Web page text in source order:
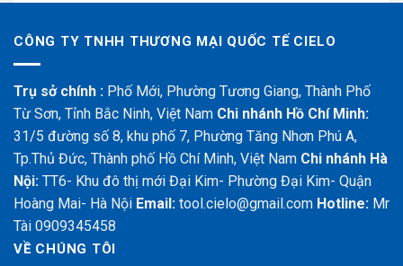
CÔNG TY TNHH THƯƠNG MẠI QUỐC TẾ CIELO
Trụ sở chính : Phố Mới, Phường Tương Giang, Thành Phố
Từ Sơn, Tỉnh Bắc Ninh, Việt Nam Chi nhánh Hồ Chí Minh:
31/5 đường số 8, khu phố 7, Phường Tăng Nhơn Phú A,
Tp.Thủ Đức, Thành phố Hồ Chí Minh, Việt Nam Chi nhánh Hà
Nội: TT6- Khu đô thị mới Đại Kim- Phường Đại Kim- Quận
Hoàng Mai- Hà Nội Email: tool.cielo@gmail.com Hotline: Mr
Tài 0909345458
VỀ CHÚNG TÔI